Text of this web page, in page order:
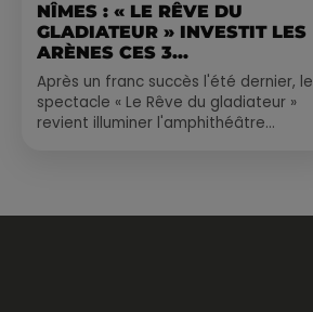
NÎMES : « LE RÊVE DU
GLADIATEUR » INVESTIT LES
ARÈNES CES 3...
Après un franc succès l'été dernier, le
spectacle « Le Rêve du gladiateur »
revient illuminer l'amphithéâtre